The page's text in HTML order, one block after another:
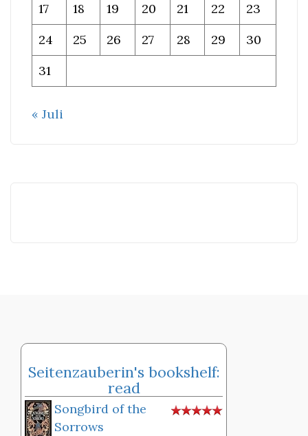
17
18 19 20 21 22
23
24
25 26 27 28 29
30
31
« Juli
Seitenzauberin's bookshelf:
read
Songbird of the
Sorrows